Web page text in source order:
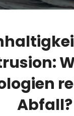
Abfall?